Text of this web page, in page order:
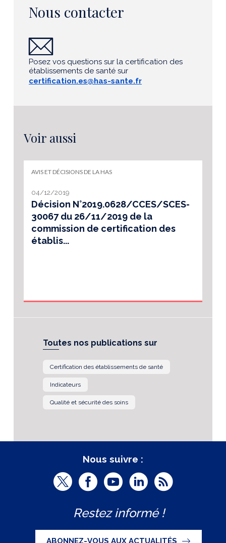
Nous contacter
Posez vos questions sur la certification des
établissements de santé sur
certification.es@has-sante.fr
Voir aussi
AVIS ET DÉCISIONS DE LA HAS
04/12/2019
Décision N°2019.0628/CCES/SCES-
30067 du 26/11/2019 de la
commission de certification des
établis...
Toutes nos publications sur
Certification des établissements de santé
Indicateurs
Qualité et sécurité des soins
Nous suivre :
T
i
t
F
c
e
Y
u
t
L
n
k
R
Restez informé !
ABONNEZ-VOUS AUX ACTUALITÉS